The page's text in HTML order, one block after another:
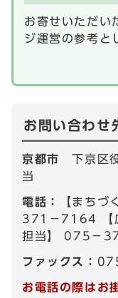
お寄せいただい
ジ運営の参考と
お問い合わせ
京都市下京区
当
電話：
【まちづ
371－7164 【
担当】 075－
ファックス：
お電話の際はお